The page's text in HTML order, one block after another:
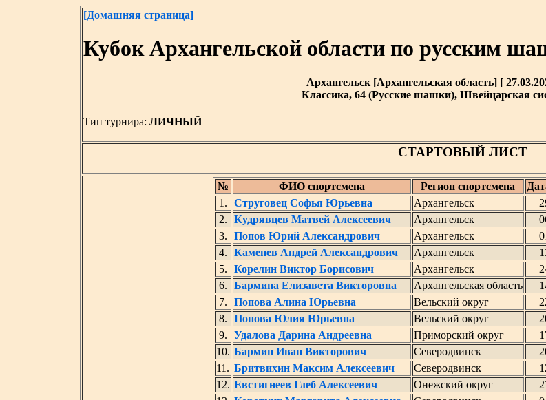
[Домашняя страница]
Кубок Архангельской области по русским
Архангельск [Архангельская область] [
Классика, 64 (Русские шашки), Швейцарская
Тип турнира: ЛИЧНЫЙ
СТАРТОВЫЙ ЛИСТ
№ ФИО спортсмена Регион спортсмена
1.
Струговец Софья Юрьевна Архангельск
2.
Кудрявцев Матвей Алексеевич Архангельск
3.
Попов Юрий Александрович Архангельск
4.
Каменев Андрей Александрович Архангельск
5.
Корелин Виктор Борисович Архангельск
6.
Бармина Елизавета Викторовна Архангельская область
7.
Попова Алина Юрьевна Вельский округ
8.
Попова Юлия Юрьевна Вельский округ
9.
Удалова Дарина Андреевна Приморский округ
10. Бармин Иван Викторович Северодвинск
11. Бритвихин Максим Алексеевич Северодвинск
12. Евстигнеев Глеб Алексеевич Онежский округ